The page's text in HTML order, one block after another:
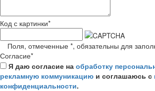
Код с картинки*
Поля, отмеченные *, обязательны для
Согласие*
Я даю согласие на обработку
рекламную коммуникацию и соглашаюсь с
конфиденциальности.